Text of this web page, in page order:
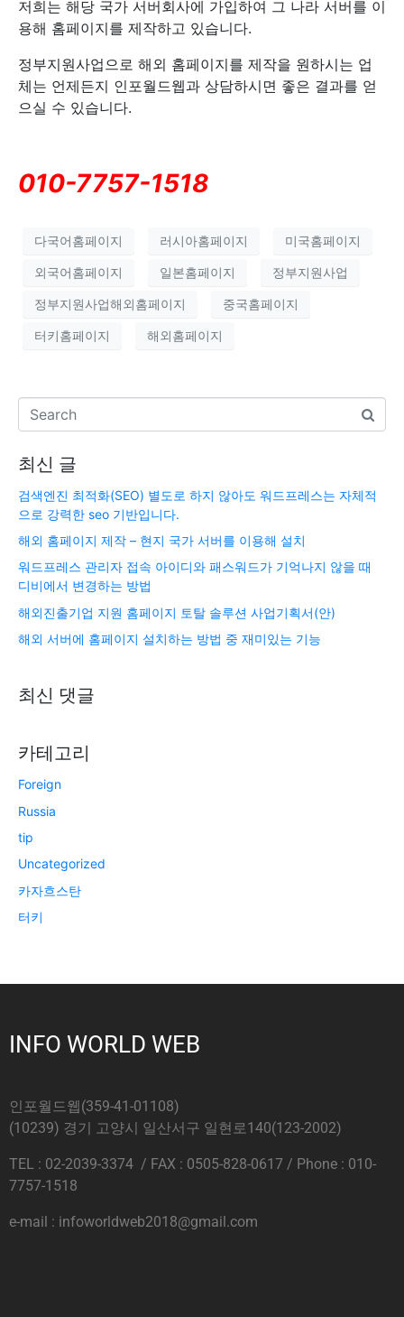
저희는 해당 국가 서버회사에 가입하여 그 나라 서버를 이
용해 홈페이지를 제작하고 있습니다.
정부지원사업으로 해외 홈페이지를 제작을 원하시는 업
체는 언제든지 인포월드웹과 상담하시면 좋은 결과를 얻
으실 수 있습니다.
010-7757-1518
다국어홈페이지 러시아홈페이지 미국홈페이지
외국어홈페이지 일본홈페이지 정부지원사업
정부지원사업해외홈페이지 중국홈페이지
터키홈페이지 해외홈페이지
최신 글
검색엔진 최적화(SEO) 별도로 하지 않아도 워드프레스는 자체적
으로 강력한 seo 기반입니다.
해외 홈페이지 제작 – 현지 국가 서버를 이용해 설치
워드프레스 관리자 접속 아이디와 패스워드가 기억나지 않을 때
디비에서 변경하는 방법
해외진출기업 지원 홈페이지 토탈 솔루션 사업기획서(안)
해외 서버에 홈페이지 설치하는 방법 중 재미있는 기능
최신 댓글
카테고리
Foreign
Russia
tip
Uncategorized
카자흐스탄
터키
INFO WORLD WEB
인포월드웹(359-41-01108)
(10239) 경기 고양시 일산서구 일현로140(123-2002)
TEL : 02-2039-3374 / FAX : 0505-828-0617 / Phone : 010-
7757-1518
e-mail : infoworldweb2018@gmail.com